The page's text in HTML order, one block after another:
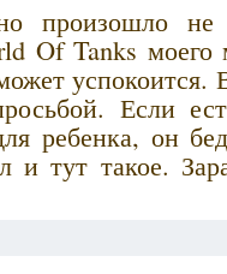
произошло не
Of Tanks
успокоится.
Если
ребенка, он
и тут такое.